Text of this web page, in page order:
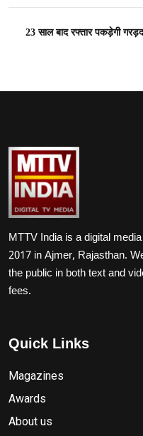
23 साल बाद रफ्तार पकड़ेगी
MTTV India is a digital
2017 in Ajmer, Rajasthan.
the public in both text and
fees.
Quick Links
Magazines
Awards
About us